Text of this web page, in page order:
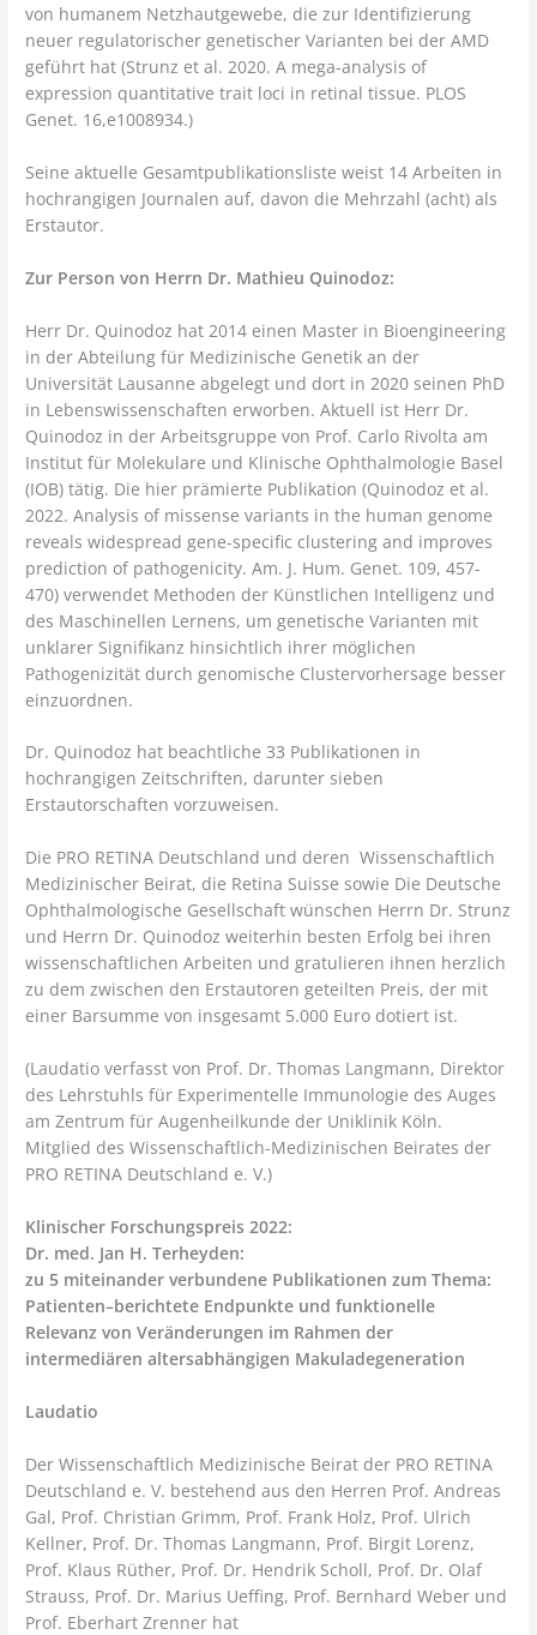
von humanem Netzhautgewebe, die zur Identifizierung
neuer regulatorischer genetischer Varianten bei der AMD
geführt hat (Strunz et al. 2020. A mega-analysis of
expression quantitative trait loci in retinal tissue. PLOS
Genet. 16,e1008934.)
Seine aktuelle Gesamtpublikationsliste weist 14 Arbeiten in
hochrangigen Journalen auf, davon die Mehrzahl (acht) als
Erstautor.
Zur Person von Herrn Dr. Mathieu Quinodoz:
Herr Dr. Quinodoz hat 2014 einen Master in Bioengineering
in der Abteilung für Medizinische Genetik an der
Universität Lausanne abgelegt und dort in 2020 seinen PhD
in Lebenswissenschaften erworben. Aktuell ist Herr Dr.
Quinodoz in der Arbeitsgruppe von Prof. Carlo Rivolta am
Institut für Molekulare und Klinische Ophthalmologie Basel
(IOB) tätig. Die hier prämierte Publikation (Quinodoz et al.
2022. Analysis of missense variants in the human genome
reveals widespread gene-specific clustering and improves
prediction of pathogenicity. Am. J. Hum. Genet. 109, 457-
470) verwendet Methoden der Künstlichen Intelligenz und
des Maschinellen Lernens, um genetische Varianten mit
unklarer Signifikanz hinsichtlich ihrer möglichen
Pathogenizität durch genomische Clustervorhersage besser
einzuordnen.
Dr. Quinodoz hat beachtliche 33 Publikationen in
hochrangigen Zeitschriften, darunter sieben
Erstautorschaften vorzuweisen.
Die PRO RETINA Deutschland und deren Wissenschaftlich
Medizinischer Beirat, die Retina Suisse sowie Die Deutsche
Ophthalmologische Gesellschaft wünschen Herrn Dr. Strunz
und Herrn Dr. Quinodoz weiterhin besten Erfolg bei ihren
wissenschaftlichen Arbeiten und gratulieren ihnen herzlich
zu dem zwischen den Erstautoren geteilten Preis, der mit
einer Barsumme von insgesamt 5.000 Euro dotiert ist.
(Laudatio verfasst von Prof. Dr. Thomas Langmann, Direktor
des Lehrstuhls für Experimentelle Immunologie des Auges
am Zentrum für Augenheilkunde der Uniklinik Köln.
Mitglied des Wissenschaftlich-Medizinischen Beirates der
PRO RETINA Deutschland e. V.)
Klinischer Forschungspreis 2022:
Dr. med. Jan H. Terheyden:
zu 5 miteinander verbundene Publikationen zum Thema:
Patienten–berichtete Endpunkte und funktionelle
Relevanz von Veränderungen im Rahmen der
intermediären altersabhängigen Makuladegeneration
Laudatio
Der Wissenschaftlich Medizinische Beirat der PRO RETINA
Deutschland e. V. bestehend aus den Herren Prof. Andreas
Gal, Prof. Christian Grimm, Prof. Frank Holz, Prof. Ulrich
Kellner, Prof. Dr. Thomas Langmann, Prof. Birgit Lorenz,
Prof. Klaus Rüther, Prof. Dr. Hendrik Scholl, Prof. Dr. Olaf
Strauss, Prof. Dr. Marius Ueffing, Prof. Bernhard Weber und
Prof. Eberhart Zrenner hat